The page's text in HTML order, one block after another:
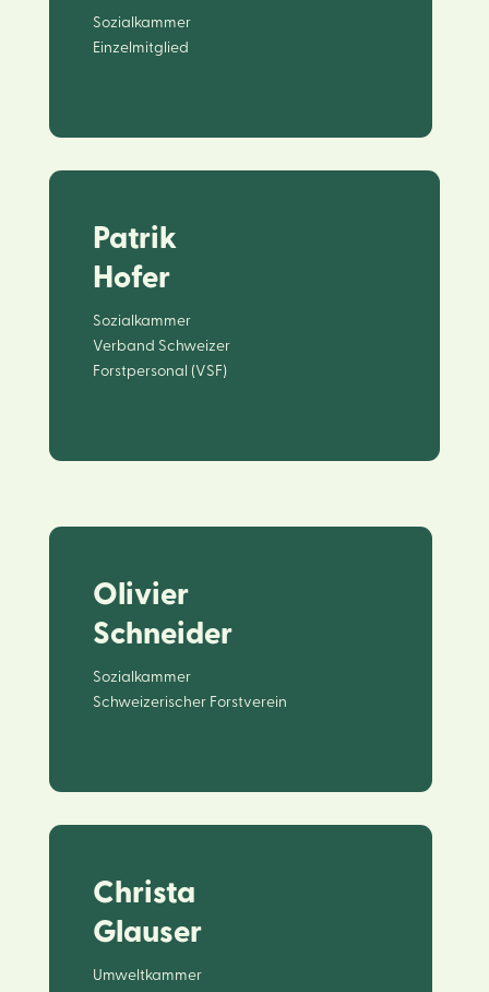
Sozialkammer
Einzelmitglied
Patrik
Hofer
Sozialkammer
Verband Schweizer
Forstpersonal (VSF)
Olivier
Schneider
Sozialkammer
Schweizerischer Forstverein
Christa
Glauser
Umweltkammer